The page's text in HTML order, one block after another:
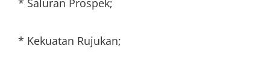
* Saluran Prospek;
* Kekuatan Rujukan;